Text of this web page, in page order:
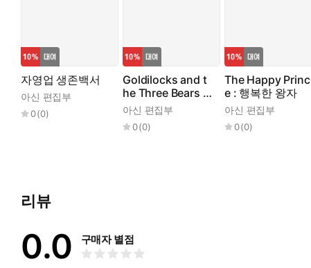
자영업 생존백서
아신 편집부
0(0)
Goldilocks and t
he Three Bears :
골디락스와 곰 세
마리
아신 편집부
0(0)
The Happy Princ
e : 행복한 왕자
아신 편집부
0(0)
리뷰
0.0 구매자 별점